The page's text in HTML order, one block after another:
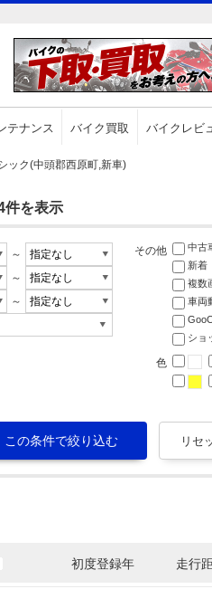
テナンス バイク買取 バイクレビ
ック(中頭郡西原町,新車)
件を表示
～
～
～
その他 中古
新着
複数
車両
ショ
色
初度登録年 走行